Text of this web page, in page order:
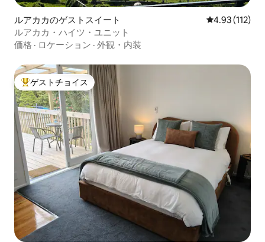
ルアカカのゲストスイート レビュー112
4.93 (112)
ルアカカ・ハイツ・ユニット
価格 · ロケーション · 外観・内装
大好評のゲストチョイスです。
ゲストチョイス